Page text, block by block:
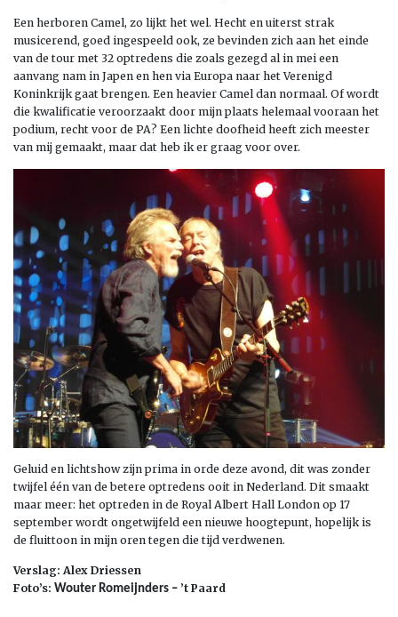
Een herboren Camel, zo lijkt het wel. Hecht en uiterst strak
musicerend, goed ingespeeld ook, ze bevinden zich aan het einde
van de tour met 32 optredens die zoals gezegd al in mei een
aanvang nam in Japen en hen via Europa naar het Verenigd
Koninkrijk gaat brengen. Een heavier Camel dan normaal. Of wordt
die kwalificatie veroorzaakt door mijn plaats helemaal vooraan het
podium, recht voor de PA? Een lichte doofheid heeft zich meester
van mij gemaakt, maar dat heb ik er graag voor over.
Geluid en lichtshow zijn prima in orde deze avond, dit was zonder
twijfel één van de betere optredens ooit in Nederland. Dit smaakt
maar meer: het optreden in de Royal Albert Hall London op 17
september wordt ongetwijfeld een nieuwe hoogtepunt, hopelijk is
de fluittoon in mijn oren tegen die tijd verdwenen.
Verslag: Alex Driessen
Foto’s: Wouter Romeijnders – ’t Paard